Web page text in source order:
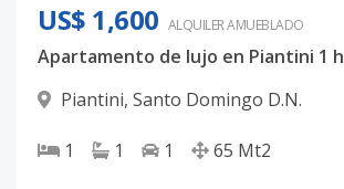
US$ 1,600 ALQUILERAMUEBLADO
Apartamento de lujo en Piantini 1
Piantini, Santo Domingo D.N.
1 1 1 65 Mt2